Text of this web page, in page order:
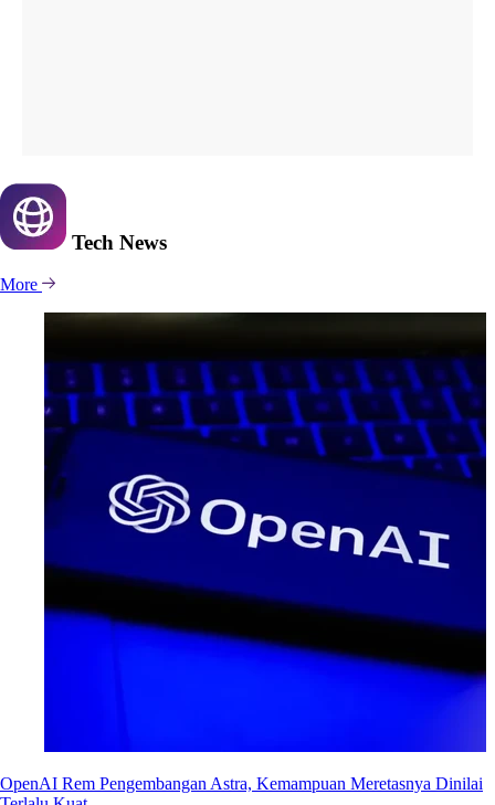
Tech News
More
OpenAI Rem Pengembangan Astra, Kemampuan Meretasnya Dinilai